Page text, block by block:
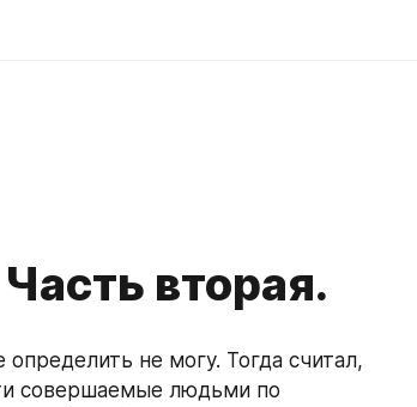
вторая.
не могу. Тогда считал,
совершаемые людьми по